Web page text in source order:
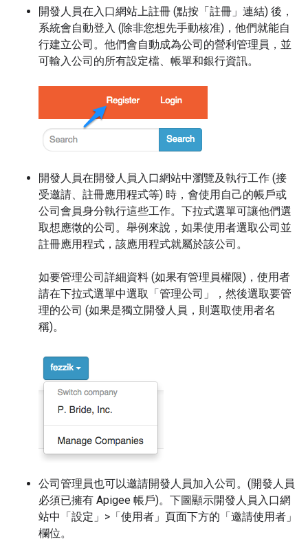
開發人員在入口網站上註冊 (點按「註冊」 連結) 後，
系統會自動登入 (除非您想先手動核准)，他們就能自
行建立公司。他們會自動成為公司的營利管理員，並
可輸入公司的所有設定檔、帳單和銀行資訊。
開發人員在開發人員入口網站中瀏覽及執行工作 (接
受邀請、註冊應用程式等) 時，會使用自己的帳戶或
公司會員身分執行這些工作。下拉式選單可讓他們選
取想應徵的公司。舉例來說，如果使用者選取公司並
註冊應用程式，該應用程式就屬於該公司。
如要管理公司詳細資料 (如果有管理員權限)，使用者
請在下拉式選單中選取「管理公司」
，然後選取要管
理的公司 (如果是獨立開發人員，則選取使用者名
稱)。
公司管理員也可以邀請開發人員加入公司。(開發人員
必須已擁有 Apigee 帳戶)。下圖顯示開發人員入口網
站中「設定」>「使用者」 頁面下方的「邀請使用者」
欄位。